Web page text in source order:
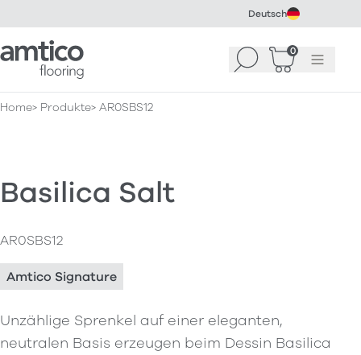
Deutsch
Amtico Flooring Suchen 0
WarenkorbMenü
Home Produkte AR0SBS12
Basilica Salt
AR0SBS12
Amtico Signature
Unzählige Sprenkel auf einer eleganten,
neutralen Basis erzeugen beim Dessin Basilica